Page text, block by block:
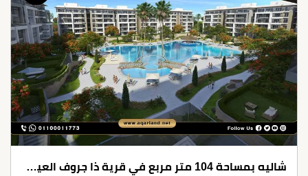
شاليه بمساحة 104 متر مربع في قرية ذا جروف العين السخنة